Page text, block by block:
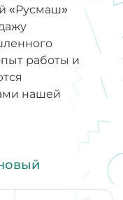
«Русмаш»
работы и
нашей